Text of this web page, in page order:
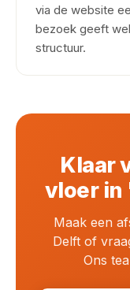
via de website
bezoek geeft
structuur.
Klaar
vloer in
Maak een
Delft of
Ons